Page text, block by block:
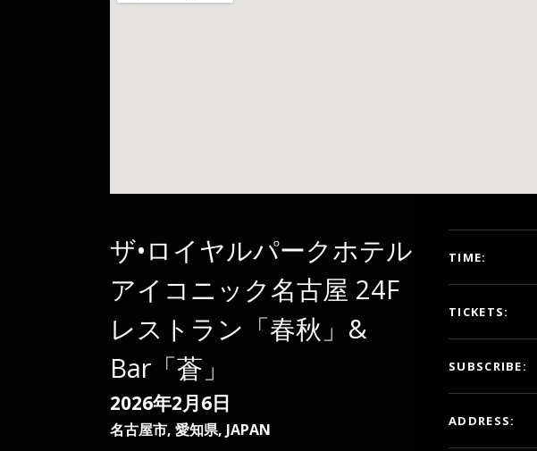
ザ•ロイヤルパークホテル
アイコニック名古屋 24F
レストラン「春秋」&
Bar「蒼」
2026年2月6日
名古屋市, 愛知県, JAPAN
TIME
TICKETS
SUBSCRIBE
ADDRESS